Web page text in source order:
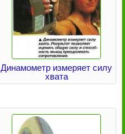
Динамометр измеряет силу
хвата